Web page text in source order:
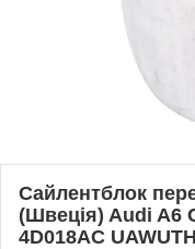
Сайлентблок
(Швеція) Audi A6
4D018AC